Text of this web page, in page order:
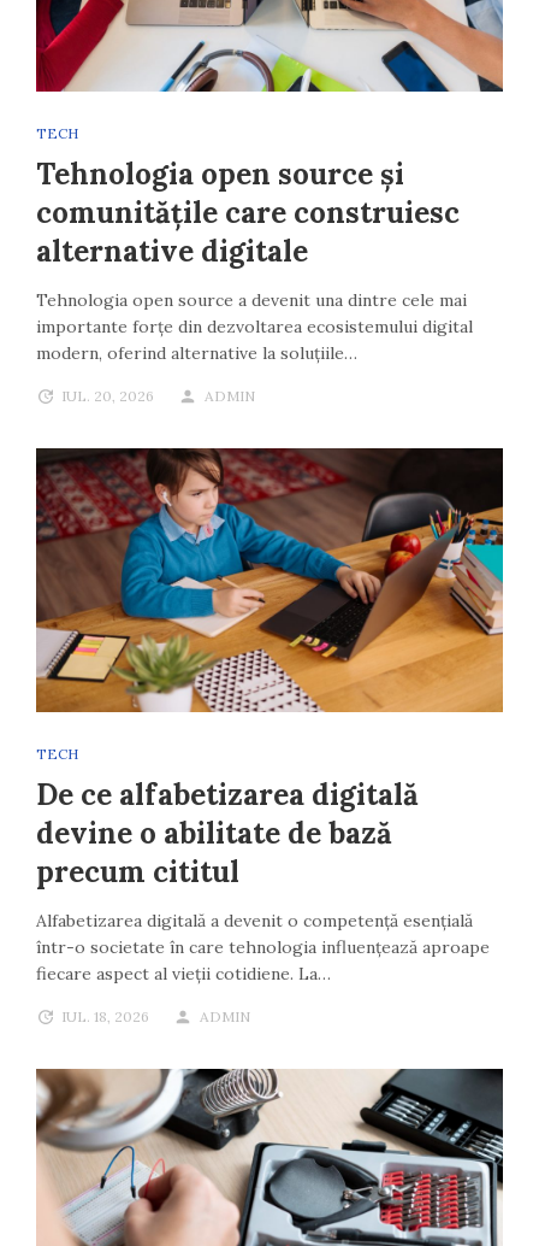
TECH
Tehnologia open source și
comunitățile care construiesc
alternative digitale
Tehnologia open source a devenit una dintre cele mai
importante forțe din dezvoltarea ecosistemului digital
modern, oferind alternative la soluțiile…
IUL. 20, 2026 ADMIN
TECH
De ce alfabetizarea digitală
devine o abilitate de bază
precum cititul
Alfabetizarea digitală a devenit o competență esențială
într-o societate în care tehnologia influențează aproape
fiecare aspect al vieții cotidiene. La…
IUL. 18, 2026 ADMIN